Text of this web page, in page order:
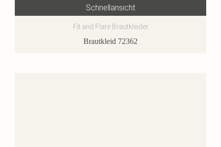
Schnellansicht
Fit and Flare Brautkleider
Brautkleid 72362